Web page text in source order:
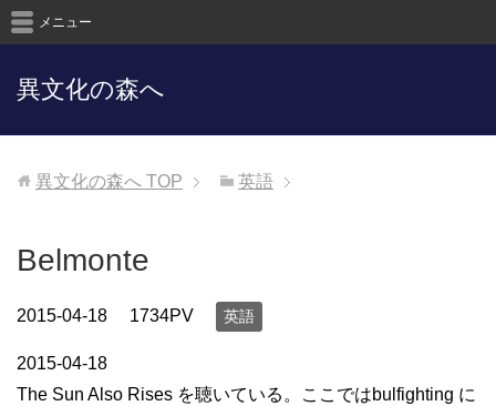
異文化の森へ
メニュー
異文化の森へ TOP 英語
Belmonte
2015-04-18 1734PV 英語
2015-04-18
The Sun Also Rises を聴いている。ここではbulfighting に